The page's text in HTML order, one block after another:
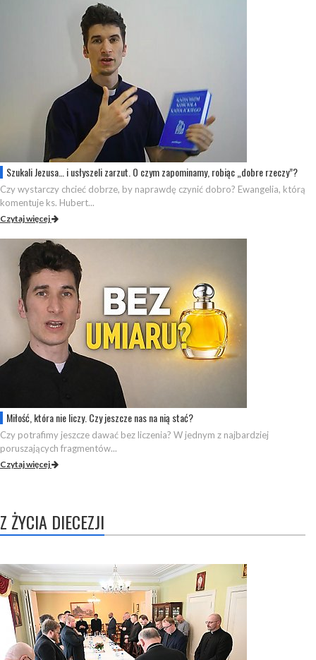
Szukali Jezusa… i usłyszeli zarzut. O czym zapominamy, robiąc „dobre rzeczy”?
Czy wystarczy chcieć dobrze, by naprawdę czynić dobro? Ewangelia, którą
komentuje ks. Hubert...
Czytaj więcej
Miłość, która nie liczy. Czy jeszcze nas na nią stać?
Czy potrafimy jeszcze dawać bez liczenia? W jednym z najbardziej
poruszających fragmentów...
Czytaj więcej
Z ŻYCIA DIECEZJI